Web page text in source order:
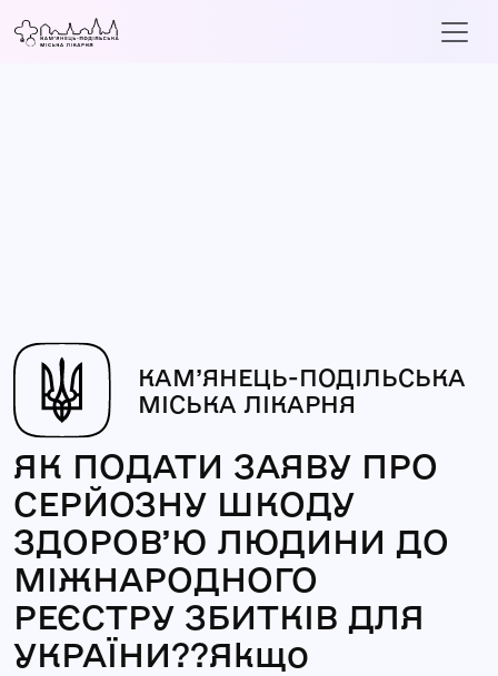
КАМ’ЯНЕЦЬ-ПОДІЛЬСЬКА
МІСЬКА ЛІКАРНЯ
ЯК ПОДАТИ ЗАЯВУ ПРО
СЕРЙОЗНУ ШКОДУ
ЗДОРОВ’Ю ЛЮДИНИ ДО
МІЖНАРОДНОГО
РЕЄСТРУ ЗБИТКІВ ДЛЯ
УКРАЇНИ??Якщо